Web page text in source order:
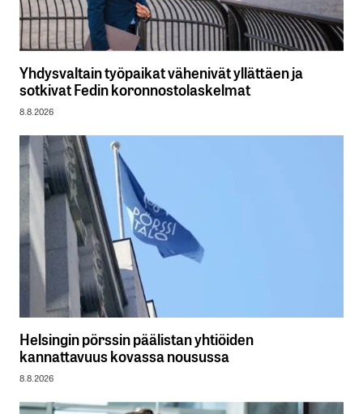
Yhdysvaltain työpaikat vähenivät yllättäen ja
sotkivat Fedin koronnostolaskelmat
8.8.2026
Helsingin pörssin päälistan yhtiöiden
kannattavuus kovassa nousussa
8.8.2026